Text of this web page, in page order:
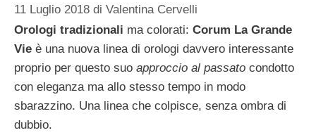
11 Luglio 2018 di Valentina Cervelli
Orologi tradizionali ma colorati: Corum La Grande
Vie è una nuova linea di orologi davvero interessante
proprio per questo suo approccio al passato condotto
con eleganza ma allo stesso tempo in modo
sbarazzino. Una linea che colpisce, senza ombra di
dubbio.